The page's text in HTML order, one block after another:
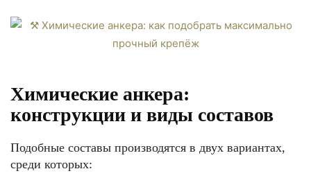
Химические анкера:
конструкции и виды составов
Подобные составы производятся в двух вариантах,
среди которых: